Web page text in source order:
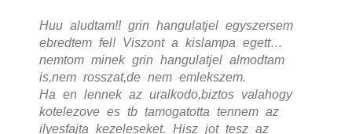
Huu aludtam!! grin hangulatjel egyszersem
ebredtem fel! Viszont a kislampa egett…
nemtom minek grin hangulatjel almodtam
is,nem rosszat,de nem emlekszem.
Ha en lennek az uralkodo,biztos valahogy
kotelezove es tb tamogatotta tennem az
ilyesfajta kezeleseket. Hisz jot tesz az